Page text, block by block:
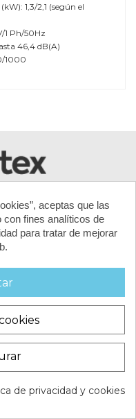
1,3/2,1 (según el
1 Ph/50Hz
46,4 dB(A)
1000
Términos y condiciones |
| Mapa del Sitio
aceptas que las
con fines analíticos de
para tratar de mejorar
de privacidad y cookies